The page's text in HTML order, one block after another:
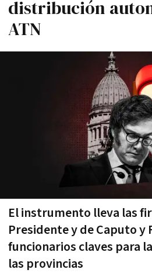
distribución
ATN
El instrumento lleva las
Presidente y de Caputo y
funcionarios claves para
las provincias